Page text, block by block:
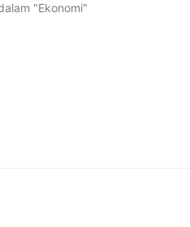
"Ekonomi"